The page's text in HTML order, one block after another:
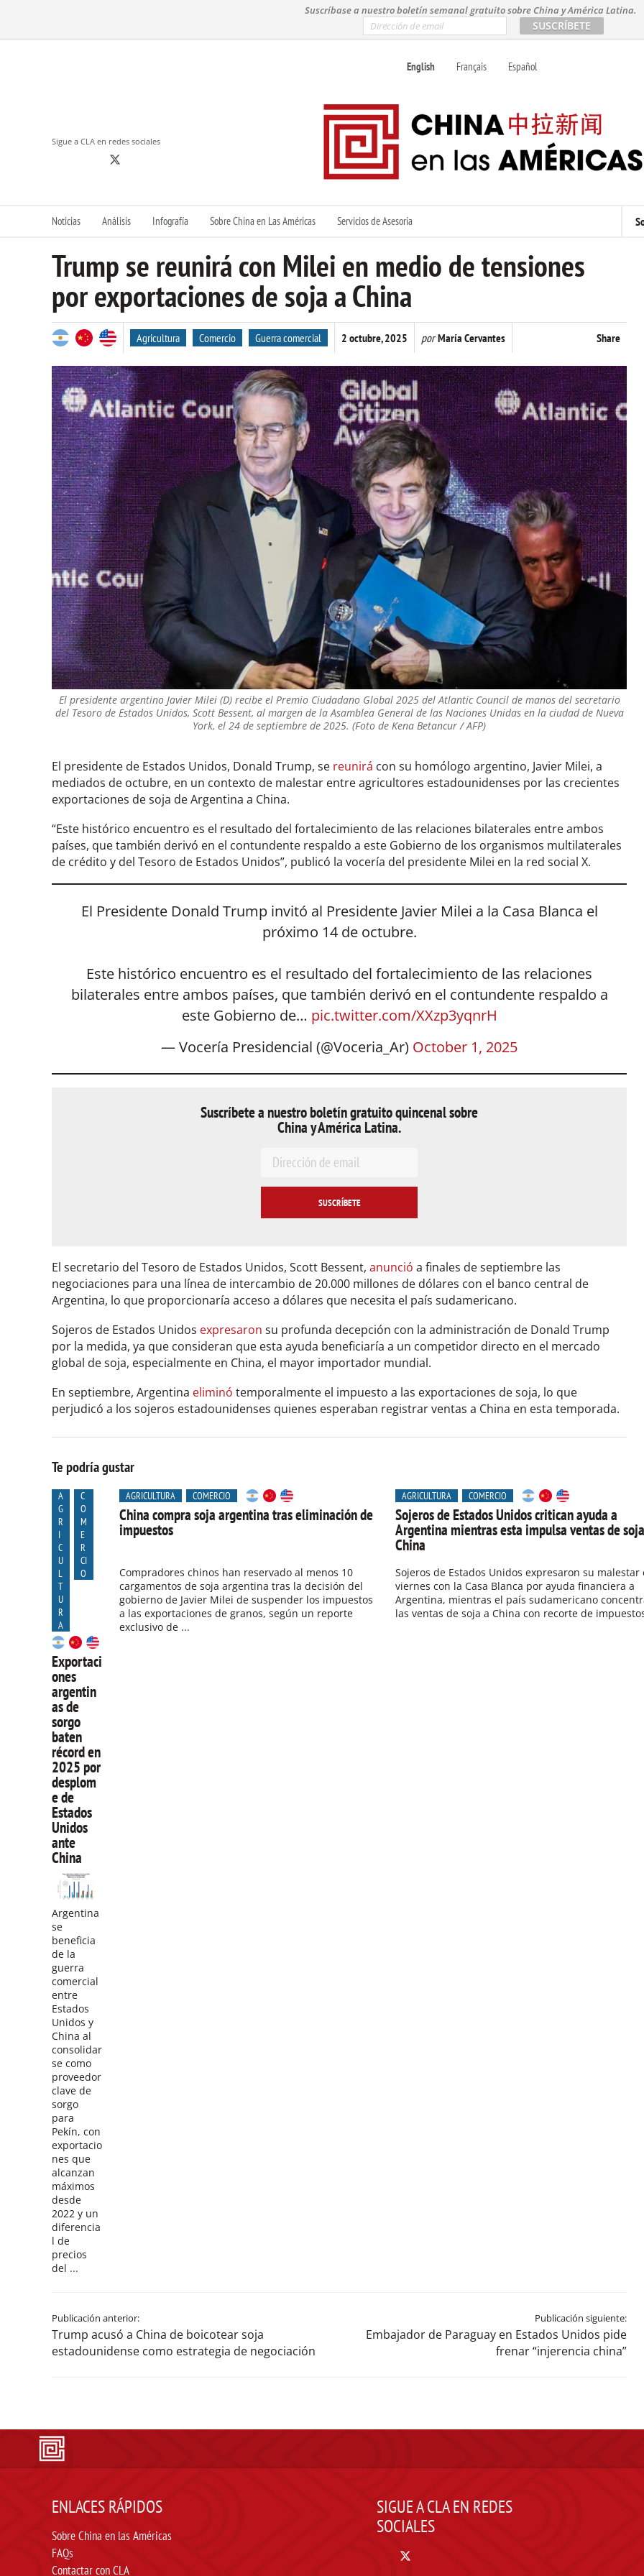
i
Suscríbase a nuestro boletín semanal gratuito sobre China y América Latina.
m
English Français Español
Sigue a CLA en redes sociales
Noticias Análisis Infografía Sobre China en Las Américas Servicios de Asesoría
Trump se reunirá con Milei en medio de tensiones
por exportaciones de soja a China
Agricultura Comercio Guerra comercial 2 octubre, 2025 porMaría Cervantes Share
El presidente argentino Javier Milei (D) recibe el Premio Ciudadano Global 2025 del Atlantic Council de manos del secretario
del Tesoro de Estados Unidos, Scott Bessent, al margen de la Asamblea General de las Naciones Unidas en la ciudad de Nueva
York, el 24 de septiembre de 2025. (Foto de Kena Betancur / AFP)
El presidente de Estados Unidos, Donald Trump, se reunirá con su homólogo argentino, Javier Milei, a
mediados de octubre, en un contexto de malestar entre agricultores estadounidenses por las crecientes
exportaciones de soja de Argentina a China.
“Este histórico encuentro es el resultado del fortalecimiento de las relaciones bilaterales entre ambos
países, que también derivó en el contundente respaldo a este Gobierno de los organismos multilaterales
de crédito y del Tesoro de Estados Unidos”, publicó la vocería del presidente Milei en la red social X.
El Presidente Donald Trump invitó al Presidente Javier Milei a la Casa Blanca el
próximo 14 de octubre.
Este histórico encuentro es el resultado del fortalecimiento de las relaciones
bilaterales entre ambos países, que también derivó en el contundente respaldo a
este Gobierno de… pic.twitter.com/XXzp3yqnrH
— Vocería Presidencial (@Voceria_Ar) October 1, 2025
Suscríbete a nuestro boletín gratuito quincenal sobre
China y América Latina.
a
El secretario del Tesoro de Estados Unidos, Scott Bessent, anunció a finales de septiembre las
negociaciones para una línea de intercambio de 20.000 millones de dólares con el banco central de
Argentina, lo que proporcionaría acceso a dólares que necesita el país sudamericano.
Sojeros de Estados Unidos expresaron su profunda decepción con la administración de Donald Trump
por la medida, ya que consideran que esta ayuda beneficiaría a un competidor directo en el mercado
global de soja, especialmente en China, el mayor importador mundial.
En septiembre, Argentina eliminó temporalmente el impuesto a las exportaciones de soja, lo que
perjudicó a los sojeros estadounidenses quienes esperaban registrar ventas a China en esta temporada.
Te podría gustar
A
G
R
I
C
U
L
T
U
R
A
C
O
M
E
R
CI
O
Exportaci
ones
argentin
as de
sorgo
baten
récord en
2025 por
desplom
e de
Estados
Unidos
ante
China
Argentina
se
beneficia
de la
guerra
comercial
entre
Estados
Unidos y
China al
consolidar
se como
proveedor
clave de
sorgo
para
Pekín, con
exportacio
nes que
alcanzan
máximos
desde
2022 y un
diferencia
l de
precios
del ...
AGRICULTURA COMERCIO
China compra soja argentina tras eliminación de
impuestos
Compradores chinos han reservado al menos 10
cargamentos de soja argentina tras la decisión del
gobierno de Javier Milei de suspender los impuestos
a las exportaciones de granos, según un reporte
exclusivo de ...
AGRICULTURA COMERCIO
Sojeros de Estados Unidos critican ayuda a
Argentina mientras esta impulsa ventas de
China
Sojeros de Estados Unidos expresaron su malestar
viernes con la Casa Blanca por ayuda financiera a
Argentina, mientras el país sudamericano
las ventas de soja a China con recorte de
Publicación anterior:
Trump acusó a China de boicotear soja
estadounidense como estrategia de negociación
Publicación siguiente:
Embajador de Paraguay en Estados Unidos pide
frenar “injerencia china”
ENLACES RÁPIDOS
Sobre China en las Américas
FAQs
Contactar con CLA
SIGUE A CLA EN REDES
SOCIALES